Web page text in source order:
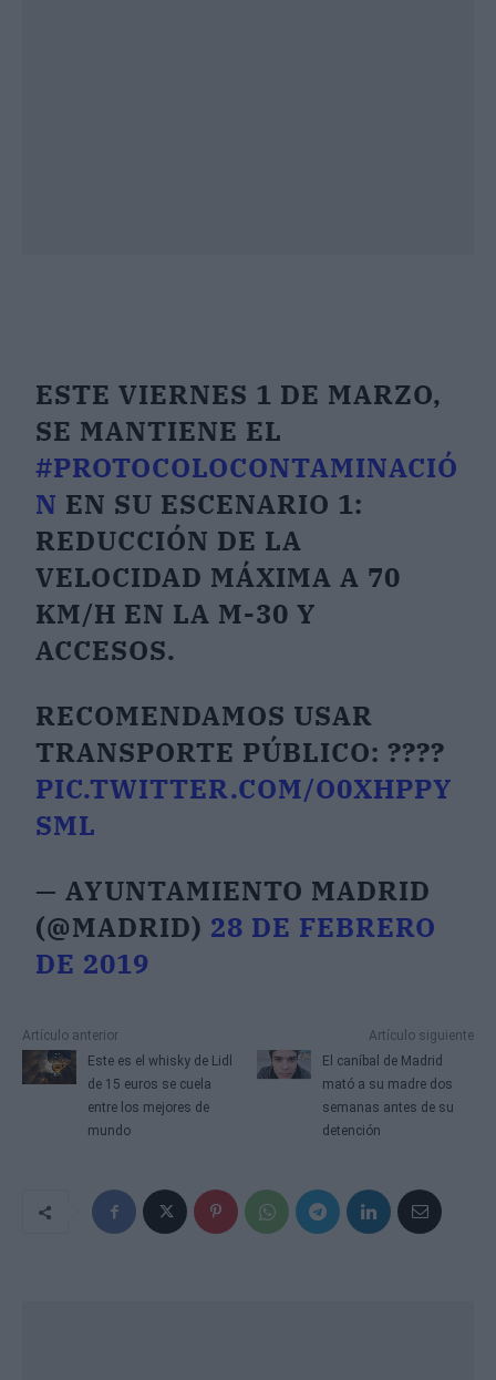
ESTE VIERNES 1 DE MARZO,
SE MANTIENE EL
#PROTOCOLOCONTAMINACIÓ
N EN SU ESCENARIO 1:
REDUCCIÓN DE LA
VELOCIDAD MÁXIMA A 70
KM/H EN LA M-30 Y
ACCESOS.
RECOMENDAMOS USAR
TRANSPORTE PÚBLICO: ????
PIC.TWITTER.COM/O0XHPPY
SML
— AYUNTAMIENTO MADRID
(@MADRID) 28 DE FEBRERO
DE 2019
Artículo anterior
Este es el whisky de Lidl
de 15 euros se cuela
entre los mejores de
mundo
Artículo siguiente
El caníbal de Madrid
mató a su madre dos
semanas antes de su
detención